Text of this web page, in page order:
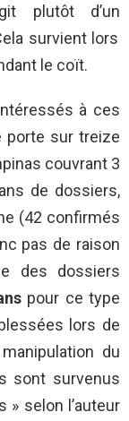
plutôt d’un
survient lors
le coït.
à ces
porte sur treize
couvrant 3
de dossiers,
(42 confirmés
pas de raison
des dossiers
pour ce type
lors de
du
sont survenus
selon l’auteur